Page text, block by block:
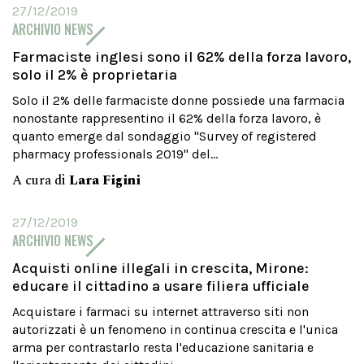
27/12/2019
ARCHIVIO NEWS
Farmaciste inglesi sono il 62% della forza lavoro,
solo il 2% è proprietaria
Solo il 2% delle farmaciste donne possiede una farmacia
nonostante rappresentino il 62% della forza lavoro, è
quanto emerge dal sondaggio "Survey of registered
pharmacy professionals 2019" del...
A cura di Lara Figini
27/12/2019
ARCHIVIO NEWS
Acquisti online illegali in crescita, Mirone:
educare il cittadino a usare filiera ufficiale
Acquistare i farmaci su internet attraverso siti non
autorizzati è un fenomeno in continua crescita e l'unica
arma per contrastarlo resta l'educazione sanitaria e